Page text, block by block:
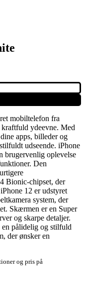
mobiltelefon fra
ydeevne. Med
apps, billeder og
udseende. iPhone
brugervenlig oplevelse
Den
Bionic-chipset, der
12 er udstyret
system, der
Skærmen er en Super
og skarpe detaljer.
pålidelig og stilfuld
der ønsker en
og pris på